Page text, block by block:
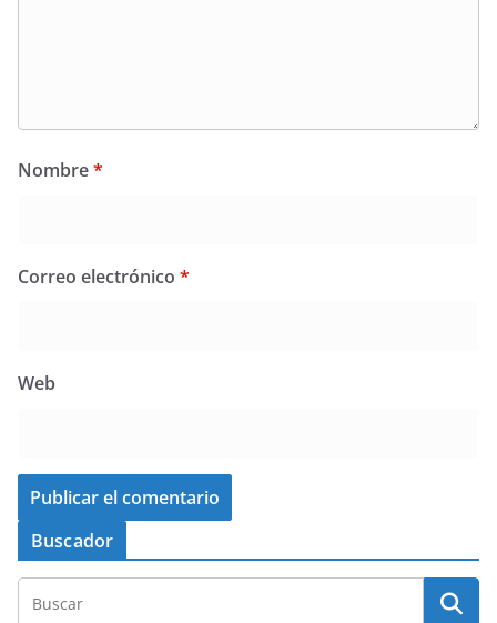
Nombre*
Correo electrónico *
Web
Buscador